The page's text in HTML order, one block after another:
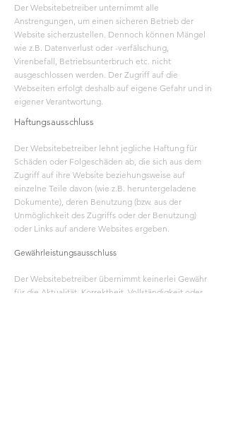
Der Websitebetreiber unternimmt alle
Anstrengungen, um einen sicheren Betrieb der
Website sicherzustellen. Dennoch können Mängel
wie z.B. Datenverlust oder -verfälschung,
Virenbefall, Betriebsunterbruch etc. nicht
ausgeschlossen werden. Der Zugriff auf die
Webseiten erfolgt deshalb auf eigene Gefahr und in
eigener Verantwortung.
Haftungsausschluss
Der Websitebetreiber lehnt jegliche Haftung für
Schäden oder Folgeschäden ab, die sich aus dem
Zugriff auf ihre Website beziehungsweise auf
einzelne Teile davon (wie z.B. heruntergeladene
Dokumente), deren Benutzung (bzw. aus der
Unmöglichkeit des Zugriffs oder der Benutzung)
oder Links auf andere Websites ergeben.
Gewährleistungsausschluss
Der Websitebetreiber übernimmt keinerlei Gewähr
für die Aktualität, Korrektheit, Vollständigkeit oder